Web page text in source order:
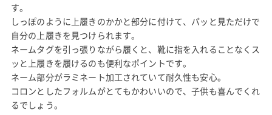
す。
しっぽのように上履きのかかと部分に付けて、パッと見ただけで
自分の上履きを見つけられます。
ネームタグを引っ張りながら履くと、靴に指を入れることなくス
ッと上履きを履けるのも便利なポイントです。
ネーム部分がラミネート加工されていて耐久性も安心。
コロンとしたフォルムがとてもかわいいので、子供も喜んでくれ
るでしょう。